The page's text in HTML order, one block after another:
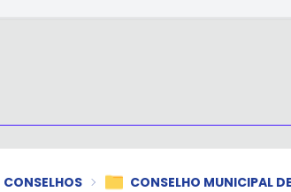
CONSELHOS CONSELHO MUNICIPAL